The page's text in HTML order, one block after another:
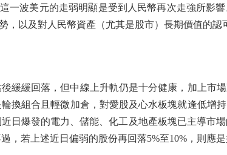
一波美元的走弱明顯是受到人民幣再次走強所影
，以及對人民幣資產（尤其是股市）長期價值的認
緩回落，但中線上升軌仍是十分健康，加上市
換組合且輕微加倉，對愛股及心水板塊就逢低增
日爆發的電力、儲能、化工及地產板塊已主導市
，若上述近日偏弱的股份再回落5%至10%，則應是